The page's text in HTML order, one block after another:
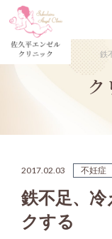
鉄
2017.02.03 不妊症
鉄不足、
クする